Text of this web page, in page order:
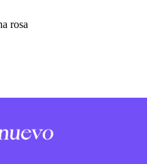
rosa